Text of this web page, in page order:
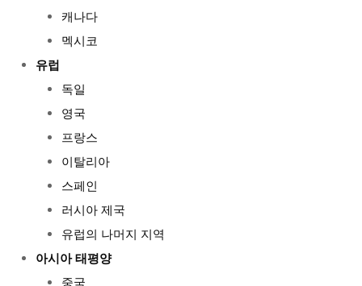
캐나다
멕시코
유럽
독일
영국
프랑스
이탈리아
스페인
러시아 제국
유럽의 나머지 지역
아시아 태평양
중국